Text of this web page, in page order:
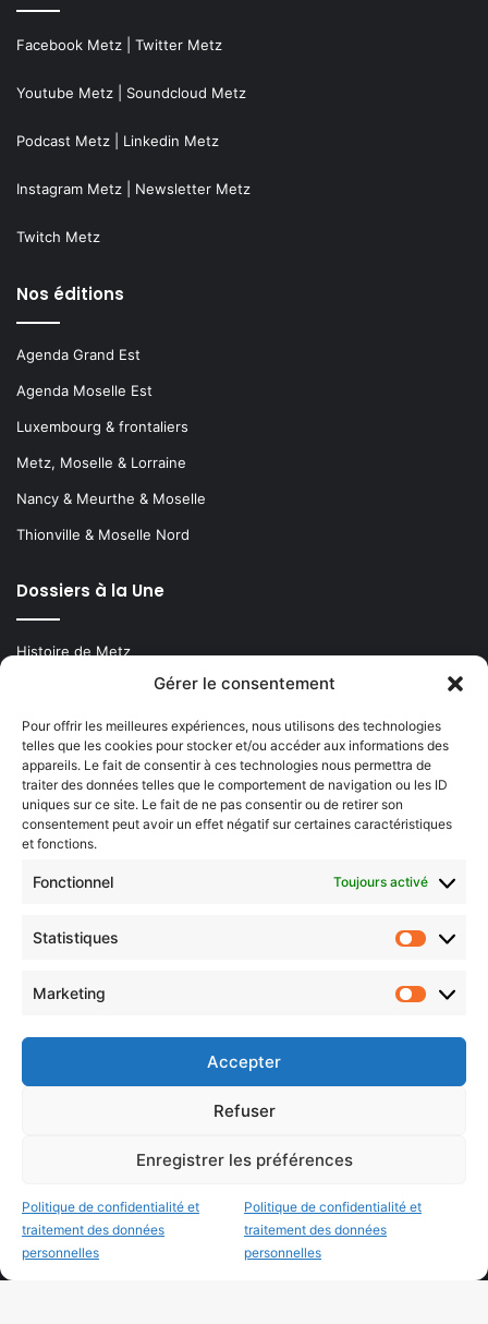
Gérer le consentement
Pour offrir les meilleures expériences, nous utilisons des technologies
telles que les cookies pour stocker et/ou accéder aux informations des
appareils. Le fait de consentir à ces technologies nous permettra de
traiter des données telles que le comportement de navigation ou les ID
uniques sur ce site. Le fait de ne pas consentir ou de retirer son
consentement peut avoir un effet négatif sur certaines caractéristiques
et fonctions.
Fonctionnel Toujours activé
Statistiques
Marketing
Accepter
Refuser
Enregistrer les préférences
Politique de confidentialité et
traitement des données
personnelles
Politique de confidentialité et
traitement des données
personnelles
Facebook Metz Twitter Metz
Youtube Metz Soundcloud Metz
Podcast Metz Linkedin Metz
Instagram Metz Newsletter Metz
Twitch Metz
Nos éditions
Agenda Grand Est
Agenda Moselle Est
Luxembourg & frontaliers
Metz, Moselle & Lorraine
Nancy & Meurthe & Moselle
Thionville & Moselle Nord
Dossiers à la Une
Histoire de Metz
Résultats des élections municipales 2026 (Metz, Moselle,
Sentier des lanternes
Newsletter gratuite
Les infos essentielles de la région à lire au moment où cela vous
e-
AI now
Festival Constellations Metz